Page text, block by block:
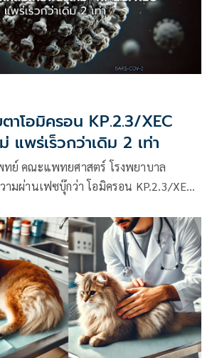
าโอมิครอน KP.2.3/XEC
แพร่เร็วกว่าเดิม 2 เท่า
ย์ คณะแพทยศาสตร์ โรงพยาบาล
มผ่านเฟซบุ๊กว่า โอมิครอน KP.2.3/XEC :